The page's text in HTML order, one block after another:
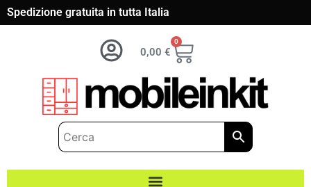
Spedizione gratuita in tutta Italia
0,00 €
0